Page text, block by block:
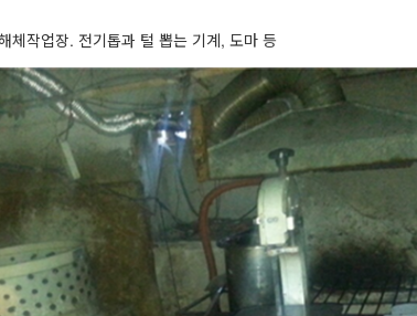
체작업장. 전기톱과 털 뽑는 기계, 도마 등